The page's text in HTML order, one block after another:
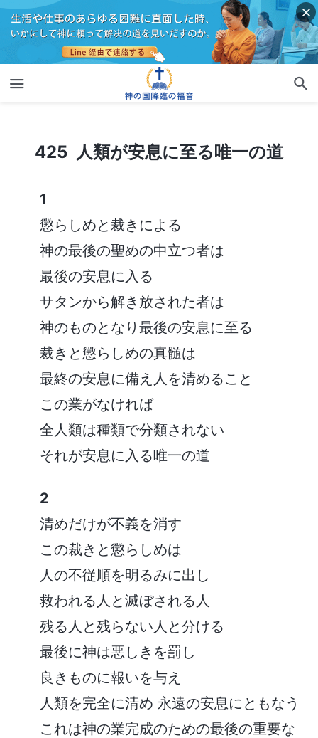
425 人類が安息に至る唯一の道
425 人類が安息に至る唯一の道
1
懲らしめと裁きによる
神の最後の聖めの中立つ者は
最後の安息に入る
サタンから解き放された者は
神のものとなり最後の安息に至る
裁きと懲らしめの真髄は
最終の安息に備え人を清めること
この業がなければ
全人類は種類で分類されない
それが安息に入る唯一の道
2
清めだけが不義を消す
この裁きと懲らしめは
人の不従順を明るみに出し
救われる人と滅ぼされる人
残る人と残らない人と分ける
最後に神は悪しきを罰し
良きものに報いを与え
人類を完全に清め 永遠の安息にともなう
これは神の業完成のための最後の重要な